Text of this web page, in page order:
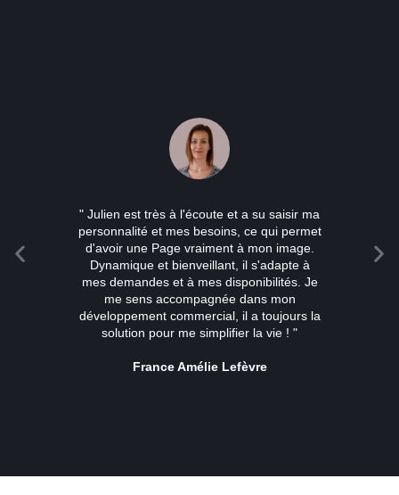
" Julien est très à l'écoute et a su saisir ma
personnalité et mes besoins, ce qui permet
d'avoir une Page vraiment à mon image.
Dynamique et bienveillant, il s'adapte à
mes demandes et à mes disponibilités. Je
me sens accompagnée dans mon
développement commercial, il a toujours la
solution pour me simplifier la vie ! "
France Amélie Lefèvre